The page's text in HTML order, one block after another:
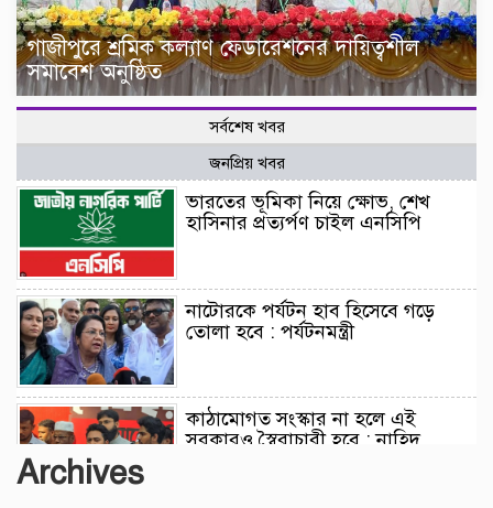
গাজীপুরে শ্রমিক কল্যাণ ফেডারেশনের দায়িত্বশীল
সমাবেশ অনুষ্ঠিত
সর্বশেষ খবর
জনপ্রিয় খবর
ভারতের ভূমিকা নিয়ে ক্ষোভ, শেখ
হাসিনার প্রত্যর্পণ চাইল এনসিপি
নাটোরকে পর্যটন হাব হিসেবে গড়ে
তোলা হবে : পর্যটনমন্ত্রী
কাঠামোগত সংস্কার না হলে এই
সরকারও স্বৈরাচারী হবে : নাহিদ
Archives